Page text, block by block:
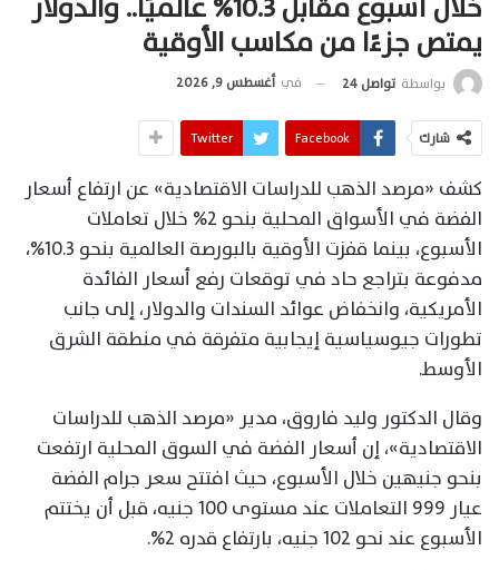
يمتص جزءًا من مكاسب الأوقية
بواسطة تواصل 24 في أغسطس 9, 2026
شارك Facebook
Twitter
كشف «مرصد الذهب للدراسات الاقتصادية» عن ارتفاع أسعار
الفضة في الأسواق المحلية بنحو 2% خلال تعاملات
الأسبوع، بينما قفزت الأوقية بالبورصة العالمية بنحو 10.3%،
مدفوعة بتراجع حاد في توقعات رفع أسعار الفائدة
الأمريكية، وانخفاض عوائد السندات والدولار، إلى جانب
تطورات جيوسياسية إيجابية متفرقة في منطقة الشرق
الأوسط.
وقال الدكتور وليد فاروق، مدير «مرصد الذهب للدراسات
الاقتصادية»، إن أسعار الفضة في السوق المحلية ارتفعت
بنحو جنيهين خلال الأسبوع، حيث افتتح سعر جرام الفضة
عيار 999 التعاملات عند مستوى 100 جنيه، قبل أن يختتم
الأسبوع عند نحو 102 جنيه، بارتفاع قدره 2%.